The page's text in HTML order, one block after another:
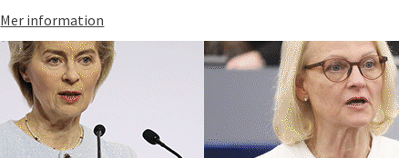
Mer information